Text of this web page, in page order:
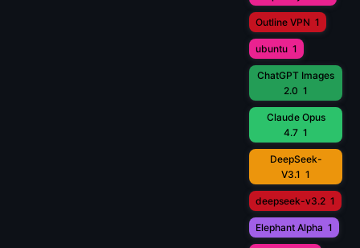
Outline VPN 1
ubuntu 1
ChatGPT Images
2.0 1
Claude Opus
4.7 1
DeepSeek-
V3.1 1
deepseek-v3.2 1
Elephant Alpha 1